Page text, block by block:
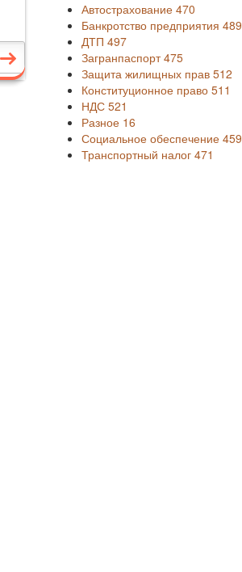
Автострахование 470
Банкротство предприятия 489
ДТП 497
Загранпаспорт475
Защита жилищных прав 512
Конституционное право 511
НДС 521
Разное 16
Социальное обеспечение 459
Транспортный налог 471